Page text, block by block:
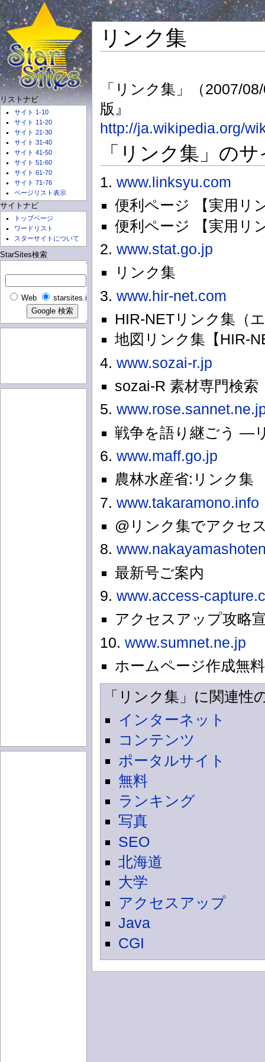
リンク集
「リンク集」（2007/
版』
http://ja.wikipedia.org/
「リンク集」の
1. www.linksyu.com
便利ページ 【実用リ
便利ページ 【実用リ
2. www.stat.go.jp
リンク集
3. www.hir-net.com
HIR-NETリンク集（
地図リンク集【HIR-
4. www.sozai-r.jp
sozai-R 素材専門検索
5.
戦争を語り継ごう ―
6. www.maff.go.jp
農林水産省:リンク集
7. www.takaramono.info
@リンク集でアクセ
8.
最新号ご案内
9. www.access-
アクセスアップ攻略
10. www.sumnet.ne.jp
ホームページ作成無
「リンク集」に関連
インターネット
コンテンツ
ポータルサイト
無料
ランキング
写真
SEO
北海道
大学
アクセスアップ
Java
CGI
リストナビ
サイト 1-10
サイト 11-20
サイト 21-30
サイト 31-40
サイト 41-50
サイト 51-60
サイト 61-70
サイト 71-76
ページリスト表示
サイトナビ
トップページ
ワードリスト
スターサイトについて
StarSites検索
Web starsites.info